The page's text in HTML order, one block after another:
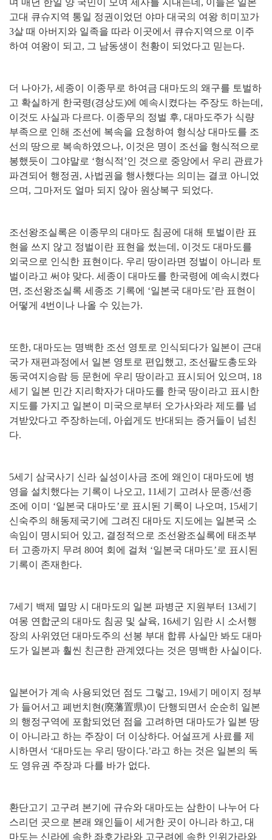
며 매년 한일 양 국민이 모여 제사를 지내는데 , 이들은 일본
고대 큐슈지역 통일 정권이었던 야마 대국의 여왕 히미꼬가
3살 때 아버지와 일족을 따라 이곳에서 큐슈지역으로 이주
하여 여왕이 되고, 그 남동생이 천황이 되었다고 믿는다.
더 나아가, 세종이 이종무로 하여금 대마도의 왜구를 토벌하
고 확실하게 한국령(경상도)에 예속시켰다는 주장도 하는데 ,
이것도 사실과 다르다. 이종무의 정벌 후, 대마도주가 식량
부족으로 인해 조선에 복속을 요청하여 형식상 대마도를 조
선의 땅으로 복속하였으나, 이것은 명이 조선을 형식적으로
봉했듯이 그야말로 ‘형식적’인 것으로 중앙에서 우리 관료가
파견되어 행정권 , 사법권을 행사했다는 의미는 결코 아니었
으며 , 그마저도 얼마 되지 않아 원상복구 되었다.
조선왕조실록은 이종무의 대마도 침공에 대해 토벌이란 표
현을 쓰지 않고 정벌이란 표현을 썼는데 , 이것도 대마도를
외국으로 인식한 표현이다. 우리 땅이라면 정벌이 아니라 토
벌이라고 써야 맞다. 세종이 대마도를 한국령에 예속시켰다
면 , 조선왕조실록 세종조 기록에 ‘일본국 대마도’란 표현이
어떻게 4번이나 나올 수 있는가.
또한, 대마도는 명백한 조선 영토로 인식되다가 일본이 근대
국가 재편과정에서 일본 영토로 편입했고, 조선팔도총도와
동국여지승람 등 문헌에 우리 땅이라고 표시되어 있으며 , 18
세기 일본 민간 지리학자가 대마도를 한국 땅이라고 표시한
지도를 가지고 일본이 미국으로부터 오가사와라 제도를 넘
겨받았다고 주장하는데 , 아쉽게도 반대되는 증거들이 넘친
다.
5세기 삼국사기 신라 실성이사금 조에 왜인이 대마도에 병
영을 설치했다는 기록이 나오고, 11세기 고려사 문종/선종
조에 이미 ‘일본국 대마도’ 로 표시된 기록이 나오며 , 15세기
신숙주의 해동제국기에 그려진 대마도 지도에는 일본국 소
속임이 명시되어 있고, 결정적으로 조선왕조실록에 태조부
터 고종까지 무려 80여 회에 걸쳐 ‘일본국 대마도’ 로 표시된
기록이 존재한다.
7세기 백제 멸망 시 대마도의 일본 파병군 지원부터 13세기
여몽 연합군의 대마도 침공 및 살육, 16세기 임란 시 소서행
장의 사위였던 대마도주의 선봉 부대 합류 사실만 봐도 대마
도가 일본과 훨씬 친근한 관계였다는 것은 명백한 사실이다.
일본어가 계속 사용되었던 점도 그렇고, 19세기 메이지 정부
가 들어서고 폐번치현(廃藩置県)이 단행되면서 순순히 일본
의 행정구역에 포함되었던 점을 고려하면 대마도가 일본 땅
이 아니라고 하는 주장이 더 이상하다. 어설프게 사료를 제
시하면서 ‘대마도는 우리 땅이다.’라고 하는 것은 일본의 독
도 영유권 주장과 다를 바가 없다.
환단고기 고구려 본기에 규슈와 대마도는 삼한이 나누어 다
스리던 곳으로 본래 왜인들이 세거한 곳이 아니라 하고, 대
마도는 신라에 속한 좌호가라와 고구려에 속한 인위가라와